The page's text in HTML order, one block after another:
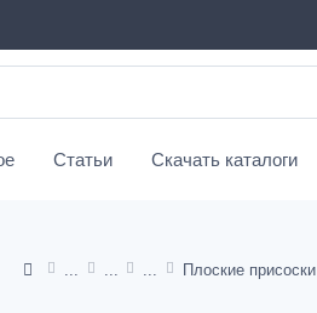
Статьи Скачать каталоги
Плоские присоски